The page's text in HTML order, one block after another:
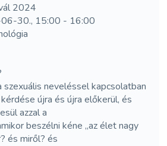
2024
30., 15:00 - 16:00
szexuális neveléssel kapcsolatban
újra és újra előkerül, és
azzal a
beszélni kéne „az élet nagy
és miről? és